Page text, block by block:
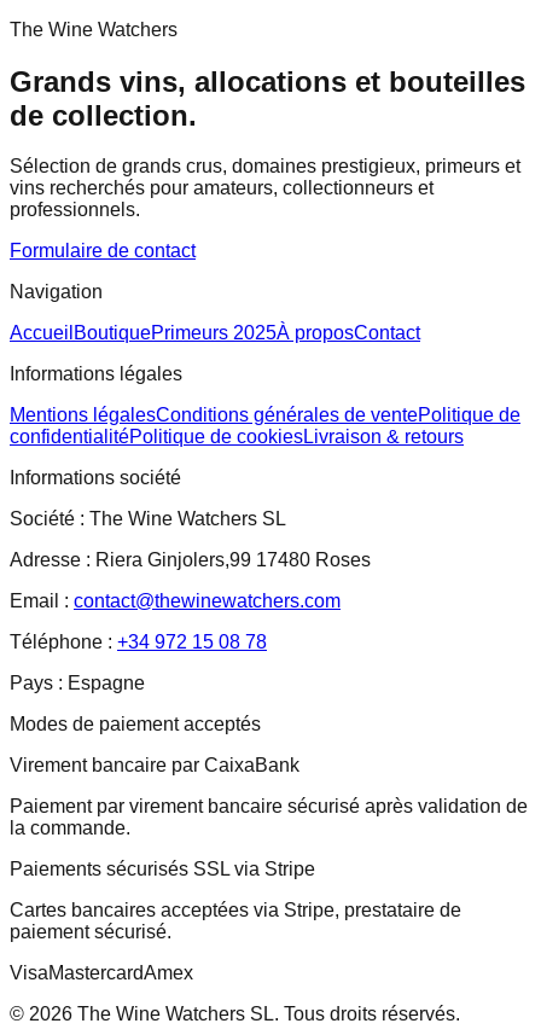
The Wine Watchers
Grands vins, allocations et bouteilles
de collection.
Sélection de grands crus, domaines prestigieux, primeurs et
vins recherchés pour amateurs, collectionneurs et
professionnels.
Formulaire de contact
Navigation
Accueil BoutiquePrimeurs 2025À proposContact
Informations légales
Mentions légalesConditions générales de ventePolitique de
confidentialitéPolitique de cookiesLivraison & retours
Informations société
Société : The Wine Watchers SL
Adresse : Riera Ginjolers,99 17480 Roses
Email : contact@thewinewatchers.com
Téléphone : +34 972 15 08 78
Pays : Espagne
Modes de paiement acceptés
Virement bancaire par CaixaBank
Paiement par virement bancaire sécurisé après validation de
la commande.
Paiements sécurisés SSL via Stripe
Cartes bancaires acceptées via Stripe, prestataire de
paiement sécurisé.
VisaMastercardAmex
© 2026 The Wine Watchers SL. Tous droits réservés.